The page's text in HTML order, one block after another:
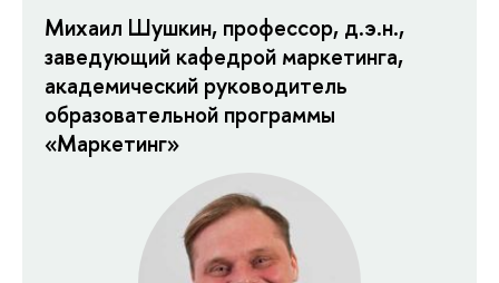
Михаил Шушкин, профессор, д.э.н.,
заведующий кафедрой маркетинга,
академический руководитель
образовательной программы
«Маркетинг»